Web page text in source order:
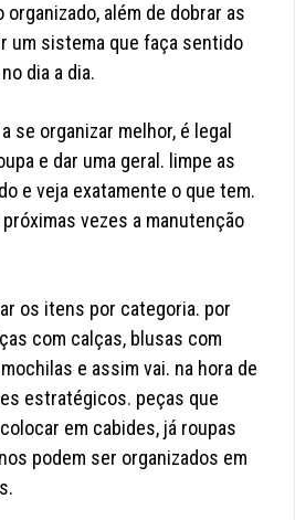
organizado, além de dobrar as
um sistema que faça sentido
dia a dia.
se organizar melhor, é legal
e dar uma geral. limpe as
e veja exatamente o que tem.
vezes a manutenção
os itens por categoria. por
com calças, blusas com
e assim vai. na hora de
estratégicos. peças que
em cabides, já roupas
podem ser organizados em